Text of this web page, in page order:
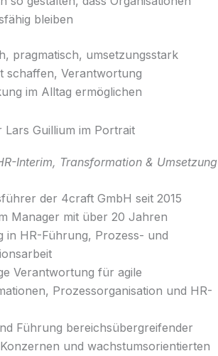
bleiben
pragmatisch, umsetzungsstark
schaffen, Verantwortung
im Alltag ermöglichen
Interim, Transformation & Umsetzung
der 4craft GmbH seit 2015
Manager mit über 20 Jahren
in HR-Führung, Prozess- und
Verantwortung für agile
Prozessorganisation und HR-
Führung bereichsübergreifender
und wachstumsorientierten